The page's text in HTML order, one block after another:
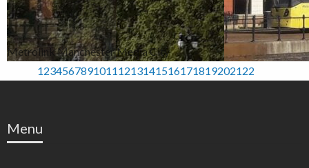
Metrolink Manchester Media City
12345678910111213141516171819202122
Menu